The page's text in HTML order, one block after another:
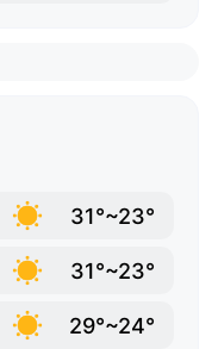
31°~23°
31°~23°
29°~24°